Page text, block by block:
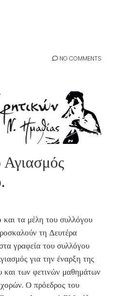
NO COMMENTS
Αγιασμός
και τα μέλη του συλλόγου
τη Δευτέρα
γραφεία του συλλόγου
για την έναρξη της
και των φετινών μαθημάτων
Ο πρόεδρος του